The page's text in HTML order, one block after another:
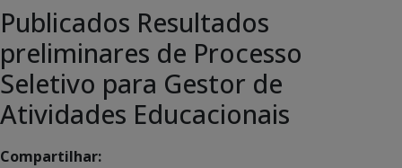
Publicados Resultados
preliminares de Processo
Seletivo para Gestor de
Atividades Educacionais
Compartilhar: